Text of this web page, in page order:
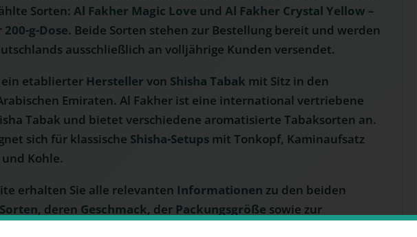
Sorten: Al Fakher Magic Love und Al Fakher Crystal Yellow –
200-g-Dose. Beide Sorten stehen zur Bestellung bereit und werden
ausschließlich an volljährige Kunden versendet.
etablierter Hersteller von Shisha Tabak mit Sitz in den
Emiraten. Al Fakher ist eine international vertriebene
Tabak und bietet verschiedene aromatisierte Tabaksorten an.
sich für klassische Shisha-Setups mit Tonkopf, Kaminaufsatz
Kohle.
erhalten Sie alle relevanten Informationen zu den beiden
Sorten, deren Geschmack, der Packungsgröße sowie zur